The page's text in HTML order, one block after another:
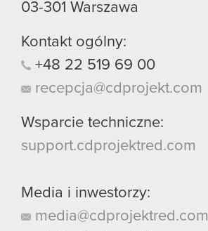
03-301 Warszawa
Kontakt ogólny:
+48 22 519 69 00
recepcja@cdprojekt.com
Wsparcie techniczne:
support.cdprojektred.com
Media i inwestorzy:
media@cdprojektred.com